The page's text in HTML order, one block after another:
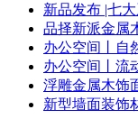
新品发布 |七
品择新派金属
办公空间丨自
办公空间丨流
浮雕金属木饰
新型墙面装饰